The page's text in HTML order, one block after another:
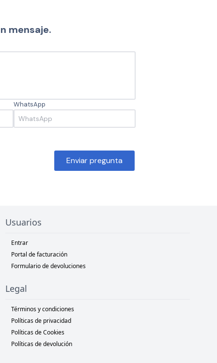
mensaje.
WhatsApp
Enviar pregunta
Usuarios
Entrar
Portal de facturación
Formulario de devoluciones
Legal
Términos y condiciones
Políticas de privacidad
Políticas de Cookies
Políticas de devolución